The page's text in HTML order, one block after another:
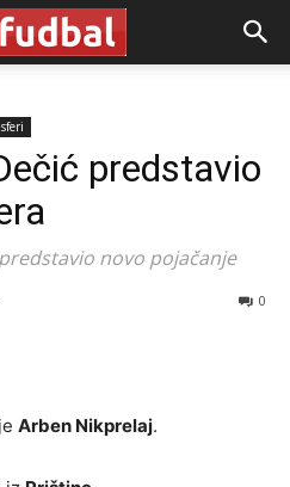
predstavio
novo pojačanje
0
Arben Nikprelaj.